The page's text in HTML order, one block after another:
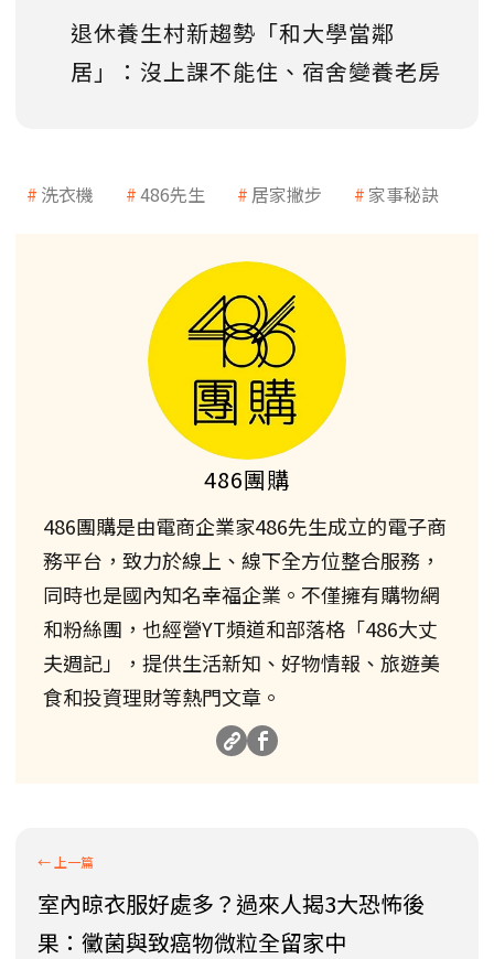
退休養生村新趨勢「和大學當鄰
居」：沒上課不能住、宿舍變養老房
洗衣機 486先生 居家撇步 家事秘訣
486團購
486團購是由電商企業家486先生成立的電子商
務平台，致力於線上、線下全方位整合服務，
同時也是國內知名幸福企業。不僅擁有購物網
和粉絲團，也經營YT頻道和部落格「486大丈
夫週記」，提供生活新知、好物情報、旅遊美
食和投資理財等熱門文章。
室內晾衣服好處多？過來人揭3大恐怖後
果：黴菌與致癌物微粒全留家中